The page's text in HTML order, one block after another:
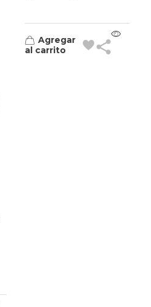
Agregar
al carrito